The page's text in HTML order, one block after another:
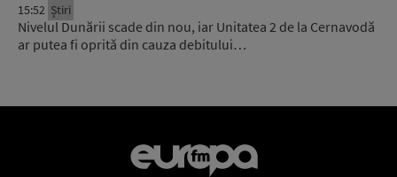
15:52 Știri
Nivelul Dunării scade din nou, iar Unitatea 2 de la Cernavodă
ar putea fi oprită din cauza debitului…